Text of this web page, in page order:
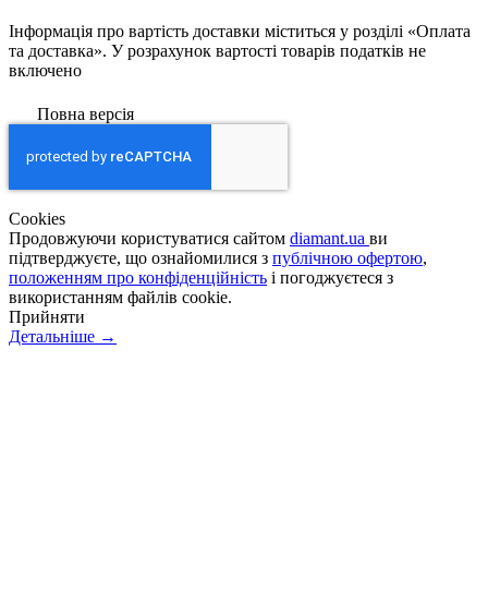
Інформація про вартість доставки міститься у розділі «Оплата
та доставка». У розрахунок вартості товарів податків не
включено
Повна версія
Сookies
Продовжуючи користуватися сайтом diamant.ua ви
підтверджуєте, що ознайомилися з публічною офертою,
положенням про конфіденційність і погоджуєтеся з
використанням файлів cookie.
Прийняти
Детальніше →